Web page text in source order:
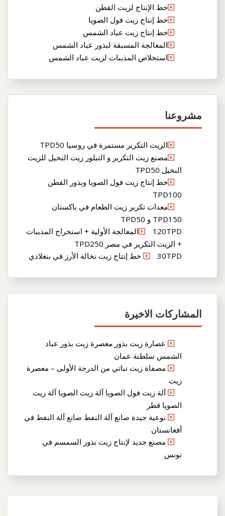
خط الإنتاج لزيت القطن
خط إنتاج زيت فول الصويا
خط إنتاج زيت عباد الشمس
المعالجة المسبقة لبذور عباد الشمس
استخلاص المذيبات لزيت عباد الشمس
مشروعنا
الزيت التكرير مستمرة في روسيا TPD50
مصنع زيت التكرير و التبلور زيت النخيل للزيت
النخيل TPD50
خط إنتاج زيت فول الصويا وبذور القطن
TPD100
معدات تكرير زيت الطعام في باكستان
TPD150 و TPD50
120TPDالمعالجة الأولية + استخراج المذيبات
+ الزيت التكرير في مصر TPD250
30TPD خط إنتاج زيت نخالة الأرز في بنغلادي
المشاركات الاخيرة
عصارة زيت بذور معصرة زيت بذور عباد
الشمس سلطنة عمان
مصفاة زيت نباتي من الدرجة الأولى – معصرة
زيت
آلة زيت فول الصويا آلة زيت الصويا آلة زيت
الصويا قطر
نوعية جيدة صانع آلة النفط صانع آلة النفط في
أفغانستان
مصنع جديد لإنتاج زيت بذور السمسم في
تونس